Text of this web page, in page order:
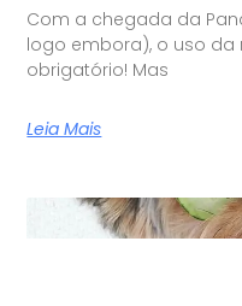
Com a chegada da
logo embora), o uso
obrigatório! Mas
Leia Mais